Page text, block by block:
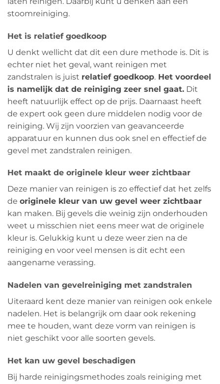
stoomreiniging.
Het is relatief goedkoop
U denkt wellicht dat dit een dure methode is. Dit is
echter niet het geval, want reinigen met
zandstralen is juist relatief goedkoop. Het voordeel
is namelijk dat de reiniging zeer snel gaat. Dit
heeft natuurlijk effect op de prijs. Daarnaast heeft
de expert ook geen dure middelen nodig voor de
reiniging. Wij zijn voorzien van geavanceerde
apparatuur en kunnen dus ook snel en effectief de
gevel met zandstralen reinigen.
Het maakt de originele kleur weer zichtbaar
Deze manier van reinigen is zo effectief dat het zelfs
de originele kleur van uw gevel weer zichtbaar
kan maken. Bij gevels die weinig zijn onderhouden
weet u misschien niet eens meer wat de originele
kleur is. Gelukkig kunt u deze weer zien na de
reiniging en voor veel mensen is dit echt een
aangename verassing.
Nadelen van gevelreiniging met zandstralen
Uiteraard kent deze manier van reinigen ook enkele
nadelen. Het is belangrijk om daar ook rekening
mee te houden, want deze vorm van reinigen is
niet geschikt voor alle soorten gevels.
Het kan uw gevel beschadigen
Bij harde reinigingsmethodes zoals reiniging met